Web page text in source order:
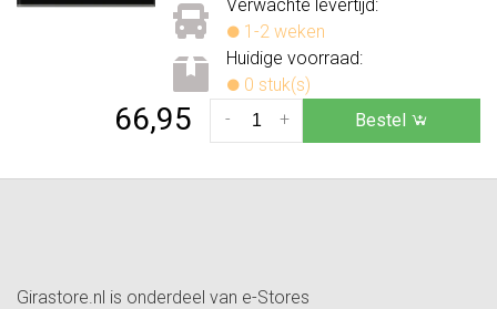
Verwachte levertijd:
1-2 weken
Huidige voorraad:
0 stuk(s)
66,95 +
- Bestel
Girastore.nl is onderdeel van e-Stores